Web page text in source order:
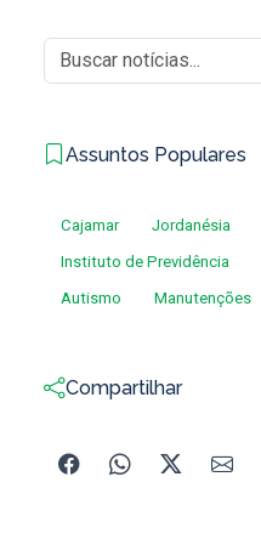
Assuntos Populares
Cajamar Jordanésia
Instituto de Previdência
Autismo Manutenções
Compartilhar